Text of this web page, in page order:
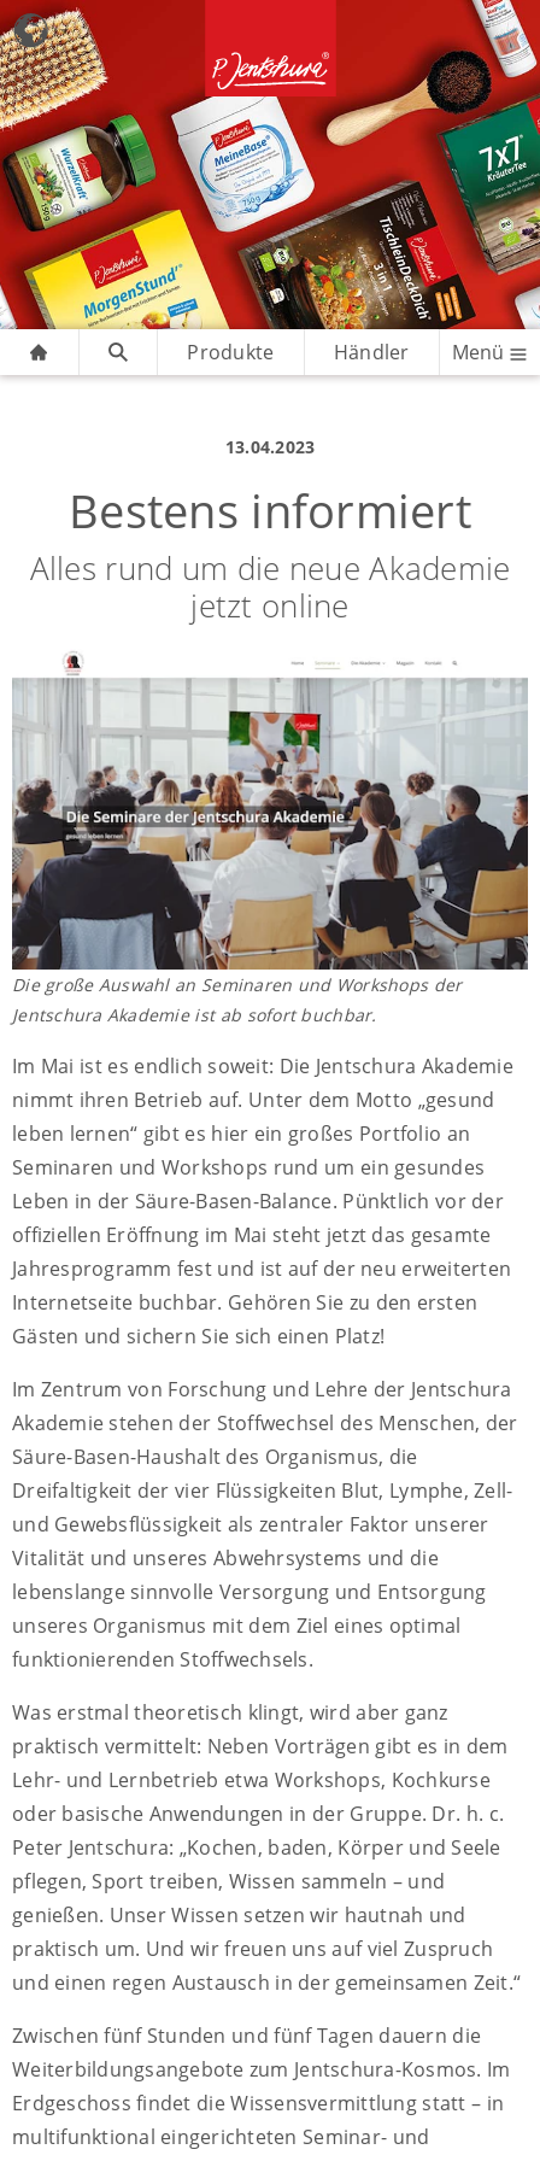
Produkte Händler Menü
13.04.2023
Bestens informiert
Alles rund um die neue Akademie
jetzt online
Die große Auswahl an Seminaren und Workshops der
Jentschura Akademie ist ab sofort buchbar.
Im Mai ist es endlich soweit: Die Jentschura Akademie
nimmt ihren Betrieb auf. Unter dem Motto „gesund
leben lernen“ gibt es hier ein großes Portfolio an
Seminaren und Workshops rund um ein gesundes
Leben in der Säure-Basen-Balance. Pünktlich vor der
offiziellen Eröffnung im Mai steht jetzt das gesamte
Jahresprogramm fest und ist auf der neu erweiterten
Internetseite buchbar. Gehören Sie zu den ersten
Gästen und sichern Sie sich einen Platz!
Im Zentrum von Forschung und Lehre der Jentschura
Akademie stehen der Stoffwechsel des Menschen, der
Säure-Basen-Haushalt des Organismus, die
Dreifaltigkeit der vier Flüssigkeiten Blut, Lymphe, Zell-
und Gewebsflüssigkeit als zentraler Faktor unserer
Vitalität und unseres Abwehrsystems und die
lebenslange sinnvolle Versorgung und Entsorgung
unseres Organismus mit dem Ziel eines optimal
funktionierenden Stoffwechsels.
Was erstmal theoretisch klingt, wird aber ganz
praktisch vermittelt: Neben Vorträgen gibt es in dem
Lehr- und Lernbetrieb etwa Workshops, Kochkurse
oder basische Anwendungen in der Gruppe. Dr. h. c.
Peter Jentschura: „Kochen, baden, Körper und Seele
pflegen, Sport treiben, Wissen sammeln – und
genießen. Unser Wissen setzen wir hautnah und
praktisch um. Und wir freuen uns auf viel Zuspruch
und einen regen Austausch in der gemeinsamen Zeit.“
Zwischen fünf Stunden und fünf Tagen dauern die
Weiterbildungsangebote zum Jentschura-Kosmos. Im
Erdgeschoss findet die Wissensvermittlung statt – in
multifunktional eingerichteten Seminar- und